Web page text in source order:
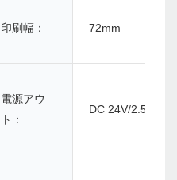
印刷幅： 72mm
電源アウ
ト：
DC 24V/2.5A